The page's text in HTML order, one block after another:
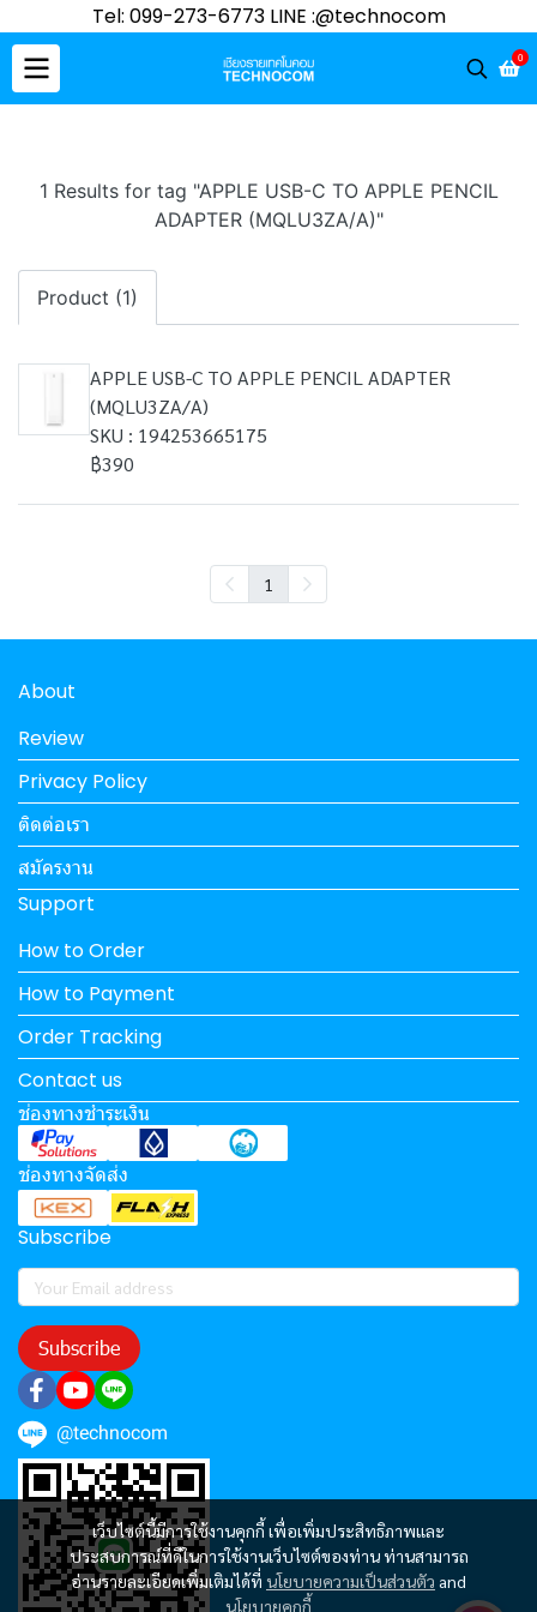
Tel: 099-273-6773 LINE :@technocom
0
1 Results for tag "APPLE USB-C TO APPLE PENCIL
ADAPTER (MQLU3ZA/A)"
Product (1)
APPLE USB-C TO APPLE PENCIL ADAPTER
(MQLU3ZA/A)
SKU : 194253665175
฿390
1
เว็บไซต์นี้มีการใช้งานคุกกี้ เพื่อเพิ่มประสิทธิภาพและ
ประสบการณ์ที่ดีในการใช้งานเว็บไซต์ของท่าน ท่านสามารถ
อ่านรายละเอียดเพิ่มเติมได้ที่ นโยบายความเป็นส่วนตัว and
นโยบายคุกกี้
About
Review
Privacy Policy
ติดต่อเรา
สมัครงาน
Support
How to Order
How to Payment
Order Tracking
Contact us
ช่องทางชำระเงิน
ช่องทางจัดส่ง
Subscribe
Subscribe
@technocom